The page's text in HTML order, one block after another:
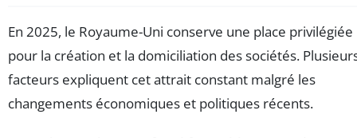
En 2025, le Royaume-Uni conserve une place privilégiée
pour la création et la domiciliation des sociétés.
facteurs expliquent cet attrait constant malgré les
changements économiques et politiques récents.